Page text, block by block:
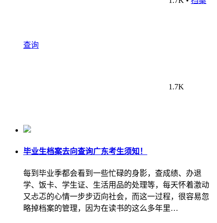
查询
1.7K
毕业生档案去向查询广东考生须知！
每到毕业季都会看到一些忙碌的身影，查成绩、办退
学、饭卡、学生证、生活用品的处理等，每天怀着激动
又忐忑的心情一步步迈向社会，而这一过程，很容易忽
略掉档案的管理，因为在读书的这么多年里…